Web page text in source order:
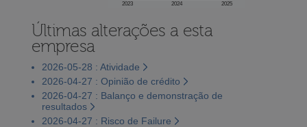
2023 2024 2025
Últimas alterações a esta
empresa
2026-05-28 : Atividade
2026-04-27 : Opinião de crédito
2026-04-27 : Balanço e demonstração de
resultados
2026-04-27 : Risco de Failure